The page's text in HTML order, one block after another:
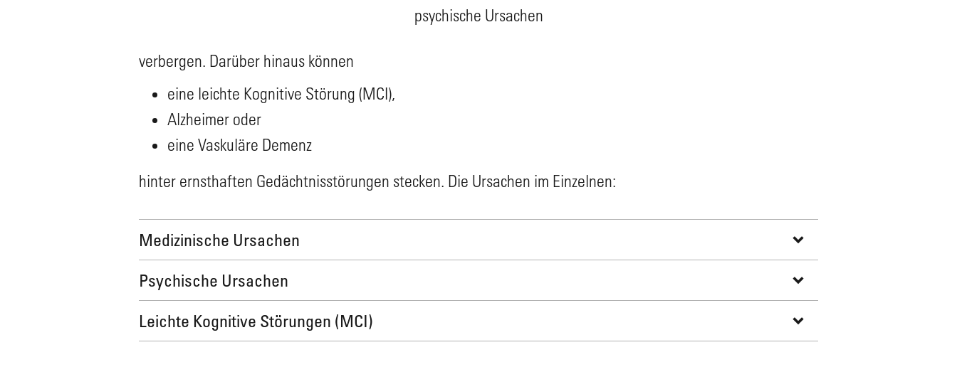
psychische Ursachen
verbergen. Darüber hinaus können
eine leichte Kognitive Störung (MCI),
Alzheimer oder
eine Vaskuläre Demenz
hinter ernsthaften Gedächtnisstörungen stecken. Die Ursachen im Einzelnen:
Medizinische Ursachen
Psychische Ursachen
Leichte Kognitive Störungen (MCI)